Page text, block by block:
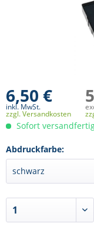
6,50 €
inkl. MwSt.
zzgl. Versandkosten
Sofort
Abdruckfarbe: